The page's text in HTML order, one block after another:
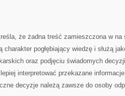
że żadna treść zamieszczona w
charakter pogłębiający wiedzę i służą
oraz podjęciu świadomych
interpretować przekazane
decyzje należą zawsze do osoby